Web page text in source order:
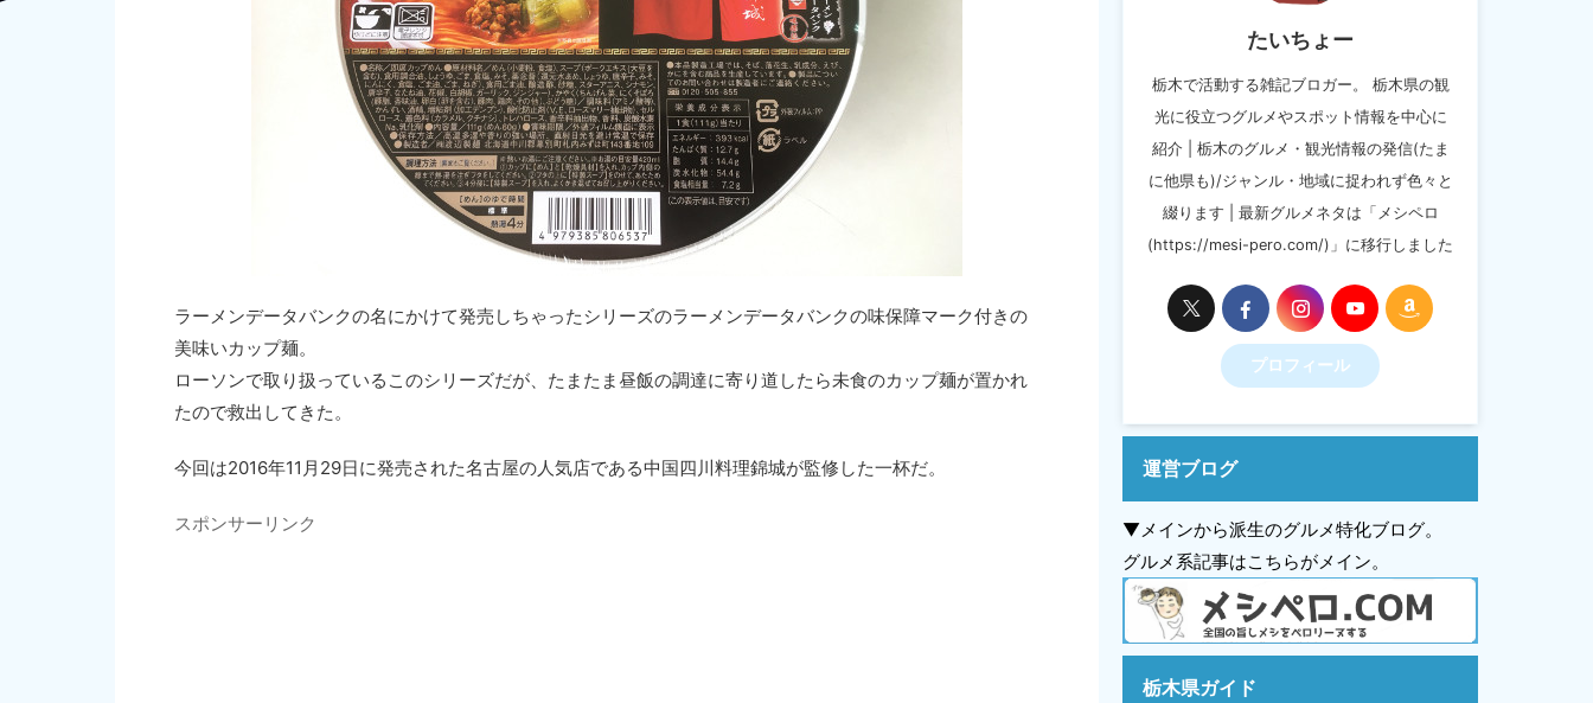
ラーメンデータバンクの名にかけて発売しちゃったシリーズのラーメンデータバンクの味保障マーク付きの
美味いカップ麺。
ローソンで取り扱っているこのシリーズだが、たまたま昼飯の調達に寄り道したら未食のカップ麺が置かれ
たので救出してきた。
今回は2016年11月29日に発売された名古屋の人気店である中国四川料理錦城が監修した一杯だ。
スポンサーリンク
たいちょー
栃木で活動する雑記ブロガー。 栃木県の観
光に役立つグルメやスポット情報を中心に
紹介 | 栃木のグルメ・観光情報の発信(たま
に他県も)/ジャンル・地域に捉われず色々と
綴ります | 最新グルメネタは「メシペロ
(https://mesi-pero.com/)」に移行しました
プロフィール
運営ブログ
▼メインから派生のグルメ特化ブログ。
グルメ系記事はこちらがメイン。
栃木県ガイド